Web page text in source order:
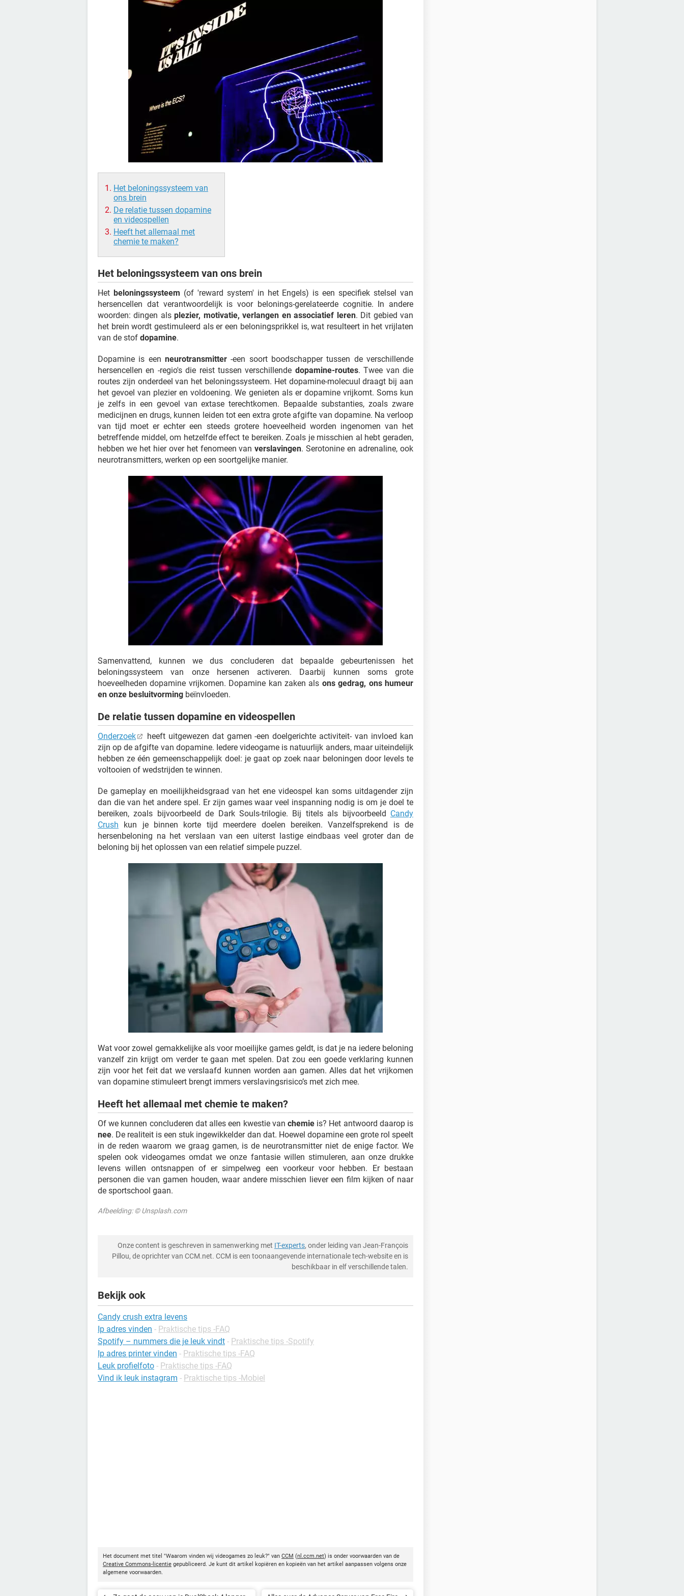
Het beloningssysteem van
ons brein
De relatie tussen dopamine
en videospellen
Heeft het allemaal met
chemie te maken?
Het beloningssysteem van ons brein
Het beloningssysteem (of 'reward system' in het Engels) is een specifiek stelsel van
hersencellen dat verantwoordelijk is voor belonings-gerelateerde cognitie. In andere
woorden: dingen alsplezier, motivatie, verlangen en associatief leren. Dit gebied van
het brein wordt gestimuleerd als er een beloningsprikkel is, wat resulteert in het vrijlaten
van de stof dopamine.
Dopamine is een neurotransmitter -een soort boodschapper tussen de verschillende
hersencellen en -regio's die reist tussen verschillende dopamine-routes. Twee van die
routes zijn onderdeel van het beloningssysteem. Het dopamine-molecuul draagt bij aan
het gevoel van plezier en voldoening. We genieten als er dopamine vrijkomt. Soms kun
je zelfs in een gevoel van extase terechtkomen. Bepaalde substanties, zoals zware
medicijnen en drugs, kunnen leiden tot een extra grote afgifte van dopamine. Na verloop
van tijd moet er echter een steeds grotere hoeveelheid worden ingenomen van het
betreffende middel, om hetzelfde effect te bereiken. Zoals je misschien al hebt geraden,
hebben we het hier over het fenomeen vanverslavingen. Serotonine en adrenaline, ook
neurotransmitters, werken op een soortgelijke manier.
Samenvattend, kunnen we dus concluderen dat bepaalde gebeurtenissen het
beloningssysteem van onze hersenen activeren. Daarbij kunnen soms grote
hoeveelheden dopamine vrijkomen. Dopamine kan zaken als ons gedrag, ons humeur
en onze besluitvorming beïnvloeden.
De relatie tussen dopamine en videospellen
Onderzoek
heeft uitgewezen dat gamen -een doelgerichte activiteit- van invloed kan
zijn op de afgifte van dopamine. Iedere videogame is natuurlijk anders, maar uiteindelijk
hebben ze één gemeenschappelijk doel: je gaat op zoek naar beloningen door levels te
voltooien of wedstrijden te winnen.
De gameplay en moeilijkheidsgraad van het ene videospel kan soms uitdagender zijn
dan die van het andere spel. Er zijn games waar veel inspanning nodig is om je doel te
bereiken, zoals bijvoorbeeld de Dark Souls-trilogie. Bij titels als bijvoorbeeld Candy
Crush kun je binnen korte tijd meerdere doelen bereiken. Vanzelfsprekend is de
hersenbeloning na het verslaan van een uiterst lastige eindbaas veel groter dan de
beloning bij het oplossen van een relatief simpele puzzel.
Wat voor zowel gemakkelijke als voor moeilijke games geldt, is dat je na iedere beloning
vanzelf zin krijgt om verder te gaan met spelen. Dat zou een goede verklaring kunnen
zijn voor het feit dat we verslaafd kunnen worden aan gamen. Alles dat het vrijkomen
van dopamine stimuleert brengt immers verslavingsrisico’s met zich mee.
Heeft het allemaal met chemie te maken?
Of we kunnen concluderen dat alles een kwestie van chemieis? Het antwoord daarop is
nee. De realiteit is een stuk ingewikkelder dan dat. Hoewel dopamine een grote rol speelt
in de reden waarom we graag gamen, is de neurotransmitter niet de enige factor. We
spelen ook videogames omdat we onze fantasie willen stimuleren, aan onze drukke
levens willen ontsnappen of er simpelweg een voorkeur voor hebben. Er bestaan
personen die van gamen houden, waar andere misschien liever een film kijken of naar
de sportschool gaan.
Afbeelding: © Unsplash.com
Onze content is geschreven in samenwerking met IT-experts, onder leiding van Jean-François
Pillou, de oprichter van CCM.net. CCM is een toonaangevende internationale tech-website en is
beschikbaar in elf verschillende talen.
Bekijk ook
Candy crush extra levens
Ip adres vinden - Praktische tips -FAQ
Spotify – nummers die je leuk vindt - Praktische tips -Spotify
Ip adres printer vinden - Praktische tips -FAQ
Leuk profielfoto - Praktische tips -FAQ
Vind ik leuk instagram - Praktische tips -Mobiel
Het document met titel "Waarom vinden wij videogames zo leuk?" van CCM (nl.ccm.net) is onder voorwaarden van de
Creative Commons-licentie gepubliceerd. Je kunt dit artikel kopiëren en kopieën van het artikel aanpassen volgens onze
algemene voorwaarden.